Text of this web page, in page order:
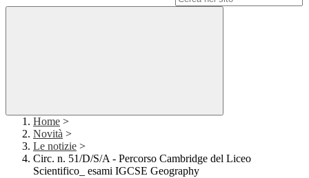
Home >
Novità >
Le notizie >
Circ. n. 51/D/S/A - Percorso Cambridge del Liceo
Scientifico_ esami IGCSE Geography